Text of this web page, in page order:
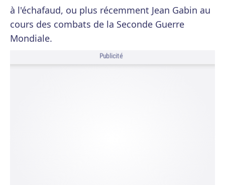
à l'échafaud, ou plus récemment Jean Gabin au
cours des combats de la Seconde Guerre
Mondiale.
Publicité